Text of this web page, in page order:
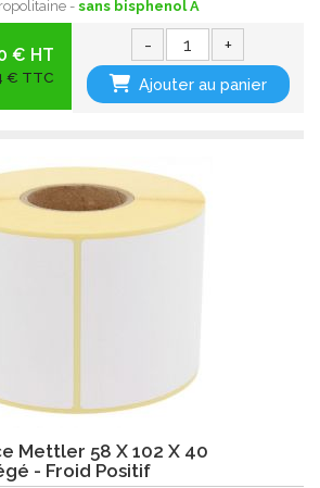
- sans bisphenol A
€ HT
€ TTC
- +
Ajouter au panier
Mettler 58 X 102 X 40
- Froid Positif